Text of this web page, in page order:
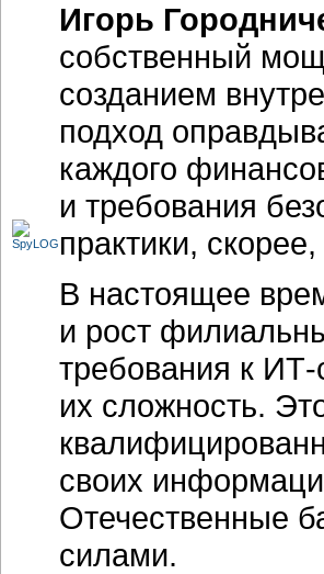
Игорь
собственный
созданием
подход
каждого
и требования
практики,
В настоящее
и рост
требования к ИТ-
их сложность.
своих
Отечественные
силами.